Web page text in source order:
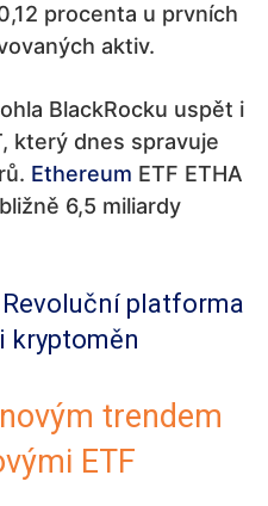
procenta u prvních
aktiv.
BlackRocku uspět i
který dnes spravuje
Ethereum ETF ETHA
6,5 miliardy
platforma
kryptoměn
trendem
ETF